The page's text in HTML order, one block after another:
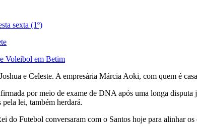
sexta (1º)
Voleibol em Betim
e Celeste. A empresária Márcia Aoki, com quem é
por meio de exame de DNA após uma longa
pela lei, também herdará.
do Futebol conversaram com o Santos hoje para alinhar